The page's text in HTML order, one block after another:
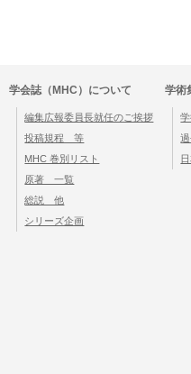
学会誌（MHC）について
編集広報委員長就任のご挨拶
投稿規程 等
MHC 巻別リスト
原著 一覧
総説 他
シリーズ企画
学術